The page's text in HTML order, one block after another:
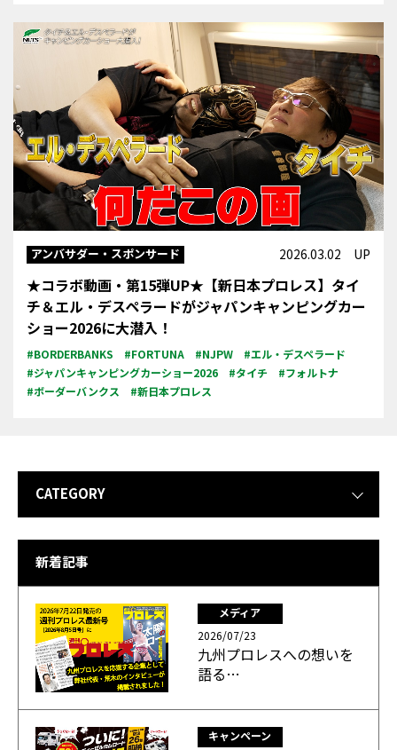
アンバサダー・スポンサード 2026.03.02 UP
★コラボ動画・第15弾UP★【新日本プロレス】タイ
チ＆エル・デスペラードがジャパンキャンピングカー
ショー2026に大潜入！
#BORDERBANKS #FORTUNA #NJPW
#エル・デスペラード
#ジャパンキャンピングカーショー2026
#タイチ
#フォルトナ
#ボーダーバンクス
#新日本プロレス
CATEGORY
新着記事
メディア
2026/07/23
九州プロレスへの想いを
語る…
キャンペーン